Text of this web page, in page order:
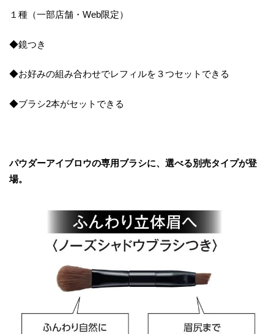
１種（一部店舗・Web限定）
◆鏡つき
◆お好みの組み合わせでレフィルを３つセットできる
◆ブラシ2本がセットできる
パウダーアイブロウの専用ブラシに、選べる別売タイプが登
場。